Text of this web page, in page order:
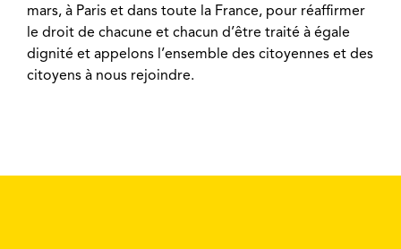
mars, à Paris et dans toute la France, pour réaffirmer
le droit de chacune et chacun d’être traité à égale
dignité et appelons l’ensemble des citoyennes et des
citoyens à nous rejoindre.